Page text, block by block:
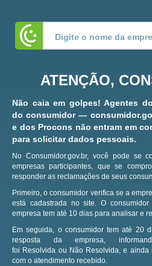
ATENÇÃO,
Não caia em golpes! Agentes
do consumidor —
e dos Procons não entram em
para solicitar dados pessoais.
No Consumidor.gov.br, você pode se
empresas participantes, que se
responder as reclamações de seus
Primeiro, o consumidor verifica se a
está cadastrada no site.O
empresa tem até 10 dias para analisar e
Em seguida, o consumidor tem até 20
resposta da empresa,
foi Resolvida ou Não Resolvida, e
com o atendimento recebido.